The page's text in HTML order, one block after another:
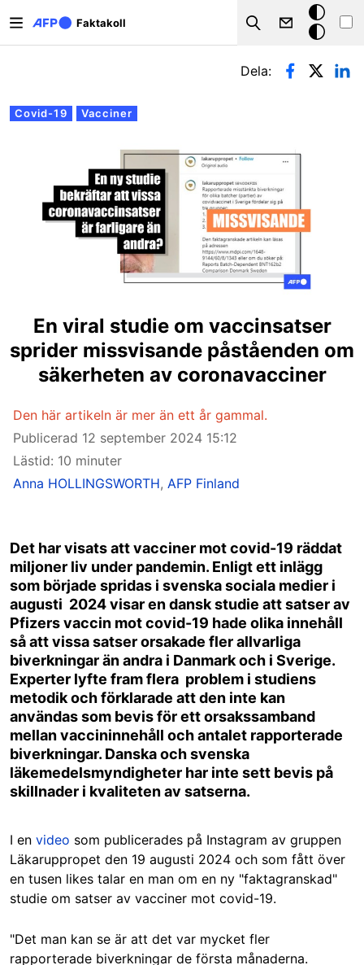
Faktakoll
Search
Mörkt
läge
Primära flikar
Covid-19 Vacciner
Dela:
En viral studie om vaccinsatser
sprider missvisande påståenden om
säkerheten av coronavacciner
Den här artikeln är mer än ett år gammal.
Publicerad 12 september 2024 15:12
Lästid: 10 minuter
Anna HOLLINGSWORTH, AFP Finland
Det har visats att vacciner mot covid-19 räddat
miljoner liv under pandemin. Enligt ett inlägg
som började spridas i svenska sociala medier i
augusti 2024 visar en dansk studie att satser av
Pfizers vaccin mot covid-19 hade olika innehåll
så att vissa satser orsakade fler allvarliga
biverkningar än andra i Danmark och i Sverige.
Experter lyfte fram flera problem i studiens
metodik och förklarade att den inte kan
användas som bevis för ett orsakssamband
mellan vaccininnehåll och antalet rapporterade
biverkningar. Danska och svenska
läkemedelsmyndigheter har inte sett bevis på
skillnader i kvaliteten av satserna.
I en video som publicerades på Instagram av gruppen
Läkaruppropet den 19 augusti 2024 och som fått över
en tusen likes talar en man om en ny "faktagranskad"
studie om satser av vacciner mot covid-19.
"Det man kan se är att det var mycket fler
rapporterade biverkningar de första månaderna.